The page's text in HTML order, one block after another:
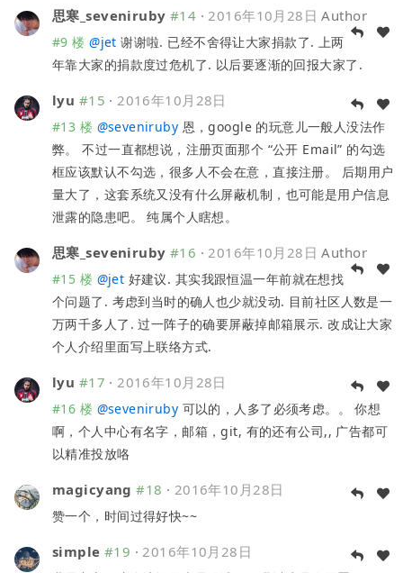
思寒_seveniruby #14 · 2016年10月28日 Author
#9 楼 @jet 谢谢啦. 已经不舍得让大家捐款了. 上两
年靠大家的捐款度过危机了. 以后要逐渐的回报大家了.
lyu #15 · 2016年10月28日
#13 楼 @seveniruby 恩，google 的玩意儿一般人没法作
弊。 不过一直都想说，注册页面那个 “公开 Email” 的勾选
框应该默认不勾选，很多人不会在意，直接注册。 后期用户
量大了，这套系统又没有什么屏蔽机制，也可能是用户信息
泄露的隐患吧。 纯属个人瞎想。
思寒_seveniruby #16 · 2016年10月28日 Author
#15 楼 @jet 好建议. 其实我跟恒温一年前就在想找
个问题了. 考虑到当时的确人也少就没动. 目前社区人数是一
万两千多人了. 过一阵子的确要屏蔽掉邮箱展示. 改成让大家
个人介绍里面写上联络方式.
lyu #17 · 2016年10月28日
#16 楼 @seveniruby 可以的，人多了必须考虑。。 你想
啊，个人中心有名字，邮箱，git, 有的还有公司,, 广告都可
以精准投放咯
magicyang #18 · 2016年10月28日
赞一个，时间过得好快~~
simple #19 · 2016年10月28日